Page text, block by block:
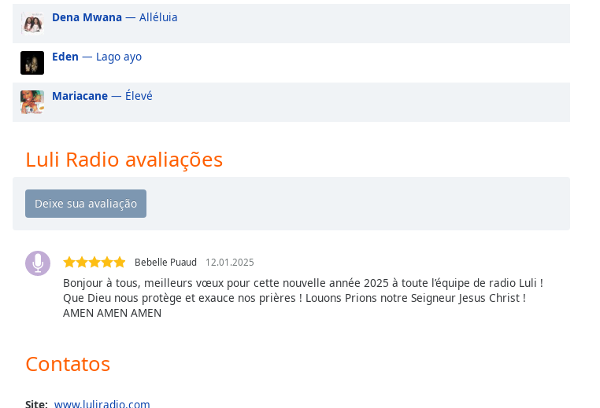
off
selected
Audio
Track
Picture-
in-
modal
Beginning
cancel
Dena Mwana — Alléluia
Eden — Lago ayo
Mariacane — Élevé
Luli Radio avaliações
Bebelle Puaud 12.01.2025
Bonjour à tous, meilleurs vœux pour cette nouvelle année 2025 à toute l’équipe de radio Luli !
Que Dieu nous protège et exauce nos prières ! Louons Prions notre Seigneur Jesus Christ !
AMEN AMEN AMEN
Contatos
Site: www.luliradio.com